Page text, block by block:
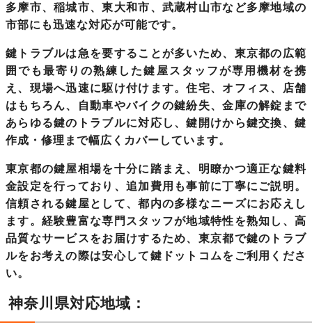
多摩市、稲城市、東大和市、武蔵村山市など多摩地域の
市部にも迅速な対応が可能です。
鍵トラブルは急を要することが多いため、東京都の広範
囲でも最寄りの熟練した鍵屋スタッフが専用機材を携
え、現場へ迅速に駆け付けます。住宅、オフィス、店舗
はもちろん、自動車やバイクの鍵紛失、金庫の解錠まで
あらゆる鍵のトラブルに対応し、鍵開けから鍵交換、鍵
作成・修理まで幅広くカバーしています。
東京都の鍵屋相場を十分に踏まえ、明瞭かつ適正な鍵料
金設定を行っており、追加費用も事前に丁寧にご説明。
信頼される鍵屋として、都内の多様なニーズにお応えし
ます。経験豊富な専門スタッフが地域特性を熟知し、高
品質なサービスをお届けするため、東京都で鍵のトラブ
ルをお考えの際は安心して鍵ドットコムをご利用くださ
い。
神奈川県対応地域：